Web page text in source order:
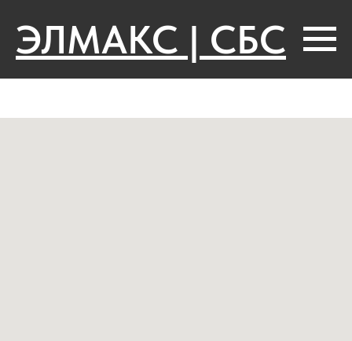
ЭЛМАКС | СБС